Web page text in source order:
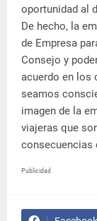
oportunidad al
De hecho, la
de Empresa
Consejo y
acuerdo en los
seamos
imagen de la
viajeras que
consecuencias
Publicidad